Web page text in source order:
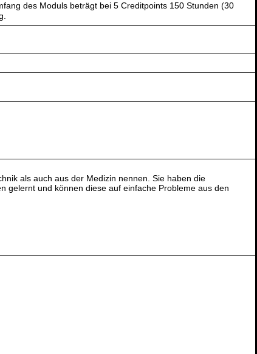
des Moduls beträgt bei 5 Creditpoints 150 Stunden (30
als auch aus der Medizin nennen. Sie haben die
gelernt und können diese auf einfache Probleme aus den